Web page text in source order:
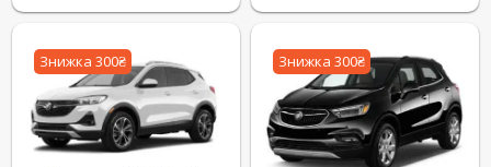
Знижка 300₴ Знижка 300₴